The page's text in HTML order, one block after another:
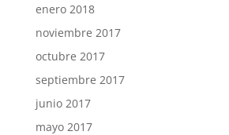
enero 2018
noviembre 2017
octubre 2017
septiembre 2017
junio 2017
mayo 2017